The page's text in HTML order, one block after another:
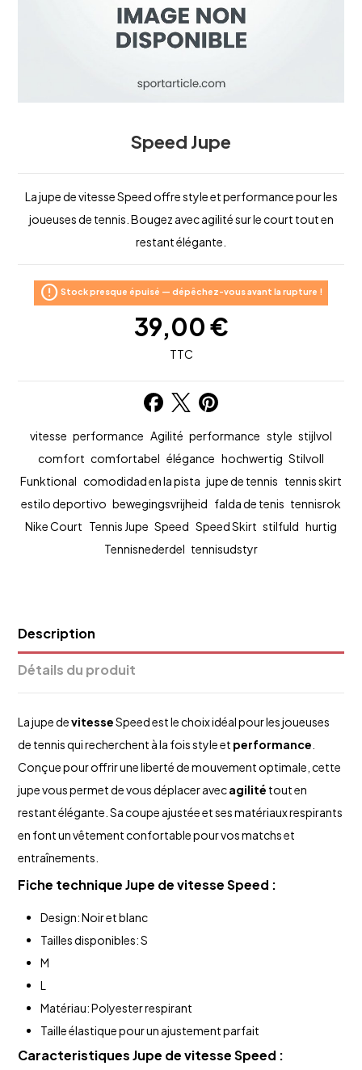
Speed Jupe
La jupe de vitesse Speed offre style et performance pour les
joueuses de tennis. Bougez avec agilité sur le court tout en
restant élégante.
error Stock presque épuisé — dépêchez-vous avant la rupture !
39,00 €
TTC
vitesse performance Agilité performance style stijlvol
comfort comfortabel élégance hochwertig Stilvoll
Funktional comodidad en la pista jupe de tennis tennis skirt
estilo deportivo bewegingsvrijheid falda de tenis tennisrok
Nike Court Tennis Jupe Speed Speed Skirt stilfuld hurtig
Tennisnederdel tennisudstyr
Description
Détails du produit
La jupe devitesseSpeed est le choix idéal pour les joueuses
de tennis qui recherchent à la fois style et performance
Conçue pour offrir une liberté de mouvement optimale, cette
jupe vous permet de vous déplacer avecagilité tout en
restant élégante. Sa coupe ajustée et ses matériaux respirants
en font un vêtement confortable pour vos matchs et
entraînements.
Fiche technique Jupe de vitesse Speed :
Design: Noir et blanc
Tailles disponibles: S
M
L
Matériau: Polyester respirant
Taille élastique pour un ajustement parfait
Caracteristiques Jupe de vitesse Speed :